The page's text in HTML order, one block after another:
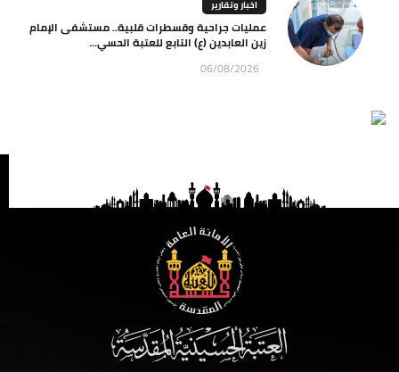
اخبار وتقارير
عمليات جراحية وقسطرات قلبية.. مستشفى الإمام
زين العابدين (ع) التابع للعتبة الحسي...
06/08/2026